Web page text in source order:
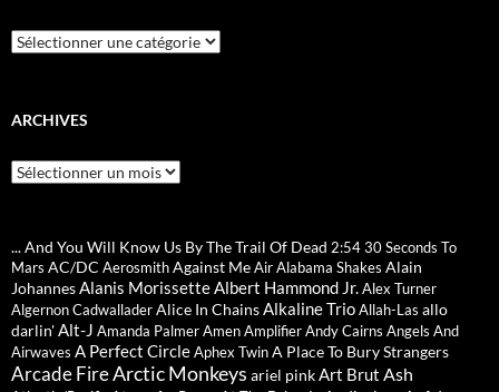
Catégories
ARCHIVES
Archives
... And You Will Know Us By The Trail Of Dead 2:5430 Seconds To
Mars AC/DC AerosmithAgainst MeAirAlabama Shakes Alain
JohannesAlanis MorissetteAlbert Hammond Jr.Alex Turner
Algernon CadwalladerAlice In ChainsAlkaline TrioAllah-Las allo
darlin'Alt-J Amanda PalmerAmenAmplifierAndy Cairns Angels And
Airwaves A Perfect CircleAphex TwinA Place To Bury Strangers
Arcade FireArctic Monkeys ariel pinkArt Brut Ash